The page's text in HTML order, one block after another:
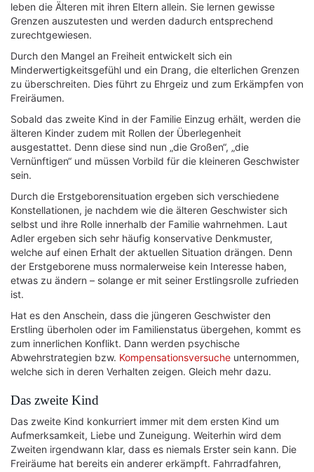
leben die Älteren mit ihren Eltern allein. Sie lernen gewisse
Grenzen auszutesten und werden dadurch entsprechend
zurechtgewiesen.
Durch den Mangel an Freiheit entwickelt sich ein
Minderwertigkeitsgefühl und ein Drang, die elterlichen Grenzen
zu überschreiten. Dies führt zu Ehrgeiz und zum Erkämpfen von
Freiräumen.
Sobald das zweite Kind in der Familie Einzug erhält, werden die
älteren Kinder zudem mit Rollen der Überlegenheit
ausgestattet. Denn diese sind nun „die Großen“, „die
Vernünftigen“ und müssen Vorbild für die kleineren Geschwister
sein.
Durch die Erstgeborensituation ergeben sich verschiedene
Konstellationen, je nachdem wie die älteren Geschwister sich
selbst und ihre Rolle innerhalb der Familie wahrnehmen. Laut
Adler ergeben sich sehr häufig konservative Denkmuster,
welche auf einen Erhalt der aktuellen Situation drängen. Denn
der Erstgeborene muss normalerweise kein Interesse haben,
etwas zu ändern – solange er mit seiner Erstlingsrolle zufrieden
ist.
Hat es den Anschein, dass die jüngeren Geschwister den
Erstling überholen oder im Familienstatus übergehen, kommt es
zum innerlichen Konflikt. Dann werden psychische
Abwehrstrategien bzw. Kompensationsversuche unternommen,
welche sich in deren Verhalten zeigen. Gleich mehr dazu.
Das zweite Kind
Das zweite Kind konkurriert immer mit dem ersten Kind um
Aufmerksamkeit, Liebe und Zuneigung. Weiterhin wird dem
Zweiten irgendwann klar, dass es niemals Erster sein kann. Die
Freiräume hat bereits ein anderer erkämpft. Fahrradfahren,